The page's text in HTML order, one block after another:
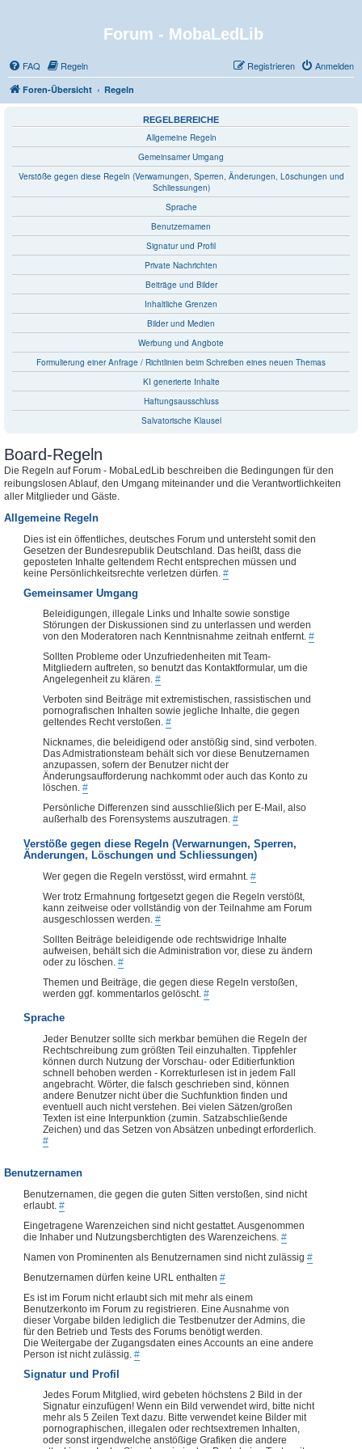
Forum - MobaLedLib
FAQ Regeln Anmelden
Registrieren
Foren-Übersicht Regeln
REGELBEREICHE
Allgemeine Regeln
Gemeinsamer Umgang
Verstöße gegen diese Regeln (Verwarnungen, Sperren, Änderungen, Löschungen und
Schliessungen)
Sprache
Benutzernamen
Signatur und Profil
Private Nachrichten
Beiträge und Bilder
Inhaltliche Grenzen
Bilder und Medien
Werbung und Angbote
Formulierung einer Anfrage / Richtlinien beim Schreiben eines neuen Themas
KI generierte Inhalte
Haftungsausschluss
Salvatorische Klausel
Board-Regeln
Die Regeln auf Forum - MobaLedLib beschreiben die Bedingungen für den
reibungslosen Ablauf, den Umgang miteinander und die Verantwortlichkeiten
aller Mitglieder und Gäste.
Allgemeine Regeln
Dies ist ein öffentliches, deutsches Forum und untersteht somit den
Gesetzen der Bundesrepublik Deutschland. Das heißt, dass die
geposteten Inhalte geltendem Recht entsprechen müssen und
keine Persönlichkeitsrechte verletzen dürfen. #
Gemeinsamer Umgang
Beleidigungen, illegale Links und Inhalte sowie sonstige
Störungen der Diskussionen sind zu unterlassen und werden
von den Moderatoren nach Kenntnisnahme zeitnah entfernt. #
Sollten Probleme oder Unzufriedenheiten mit Team-
Mitgliedern auftreten, so benutzt das Kontaktformular, um die
Angelegenheit zu klären. #
Verboten sind Beiträge mit extremistischen, rassistischen und
pornografischen Inhalten sowie jegliche Inhalte, die gegen
geltendes Recht verstoßen. #
Nicknames, die beleidigend oder anstößig sind, sind verboten.
Das Admistrationsteam behält sich vor diese Benutzernamen
anzupassen, sofern der Benutzer nicht der
Änderungsaufforderung nachkommt oder auch das Konto zu
löschen. #
Persönliche Differenzen sind ausschließlich per E-Mail, also
außerhalb des Forensystems auszutragen. #
Verstöße gegen diese Regeln (Verwarnungen, Sperren,
Änderungen, Löschungen und Schliessungen)
Wer gegen die Regeln verstösst, wird ermahnt. #
Wer trotz Ermahnung fortgesetzt gegen die Regeln verstößt,
kann zeitweise oder vollständig von der Teilnahme am Forum
ausgeschlossen werden. #
Sollten Beiträge beleidigende ode rechtswidrige Inhalte
aufweisen, behält sich die Administration vor, diese zu ändern
oder zu löschen. #
Themen und Beiträge, die gegen diese Regeln verstoßen,
werden ggf. kommentarlos gelöscht. #
Sprache
Jeder Benutzer sollte sich merkbar bemühen die Regeln der
Rechtschreibung zum größten Teil einzuhalten. Tippfehler
können durch Nutzung der Vorschau- oder Editierfunktion
schnell behoben werden - Korrekturlesen ist in jedem Fall
angebracht. Wörter, die falsch geschrieben sind, können
andere Benutzer nicht über die Suchfunktion finden und
eventuell auch nicht verstehen. Bei vielen Sätzen/großen
Texten ist eine Interpunktion (zumin. Satzabschließende
Zeichen) und das Setzen von Absätzen unbedingt erforderlich.
#
Benutzernamen
Benutzernamen, die gegen die guten Sitten verstoßen, sind nicht
erlaubt. #
Eingetragene Warenzeichen sind nicht gestattet. Ausgenommen
die Inhaber und Nutzungsberchtigten des Warenzeichens. #
Namen von Prominenten als Benutzernamen sind nicht zulässig #
Benutzernamen dürfen keine URL enthalten #
Es ist im Forum nicht erlaubt sich mit mehr als einem
Benutzerkonto im Forum zu registrieren. Eine Ausnahme von
dieser Vorgabe bilden lediglich die Testbenutzer der Admins, die
für den Betrieb und Tests des Forums benötigt werden.
Die Weitergabe der Zugangsdaten eines Accounts an eine andere
Person ist nicht zulässig. #
Signatur und Profil
Jedes Forum Mitglied, wird gebeten höchstens 2 Bild in der
Signatur einzufügen! Wenn ein Bild verwendet wird, bitte nicht
mehr als 5 Zeilen Text dazu. Bitte verwendet keine Bilder mit
pornographischen, illegalen oder rechtsextremen Inhalten,
oder sonst irgendwelche anstößige Grafiken die andere